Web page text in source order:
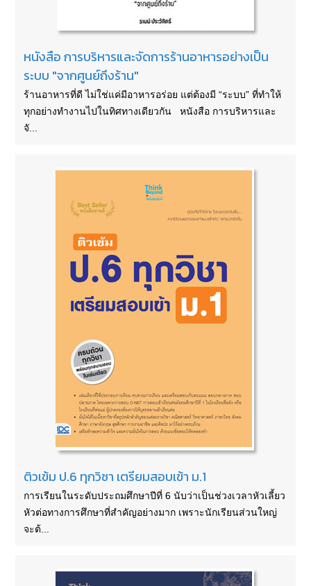
หนังสือ การบริหารและจัดการร้านอาหารอย่างเป็น
ระบบ "จากศูนย์ถึงร้าน"
ร้านอาหารที่ดี ไม่ใช่แค่มีอาหารอร่อย แต่ต้องมี “ระบบ” ที่ทำให้
ทุกอย่างทำงานไปในทิศทางเดียวกัน หนังสือ การบริหารและ
จั...
ติวเข้ม ป.6 ทุกวิชา เตรียมสอบเข้า ม.1
การเรียนในระดับประถมศึกษาปีที่ 6 นับว่าเป็นช่วงเวลาหัวเลี้ยว
หัวต่อทางการศึกษาที่สำคัญอย่างมาก เพราะนักเรียนส่วนใหญ่
จะต้...